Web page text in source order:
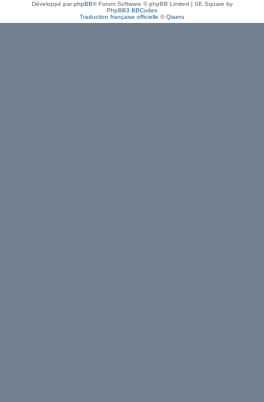
Développé parphpBB® Forum Software © phpBB Limited | SE Square by
PhpBB3 BBCodes
Traduction française officielle ©Qiaeru